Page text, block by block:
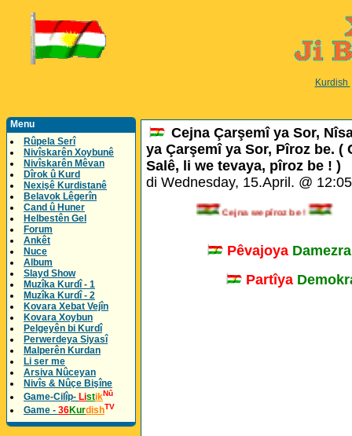
Kurdish
Menu
Rûpela Serî
Nivîskarên Xoybunê
Nivîskarên Mêvan
Dîrok û Kurd
Nexişê Kurdistanê
Belavok Lêgerîn
Cand û Huner
Helbestên Gel
Forum
Ankêt
Nuce
Album
Slayd Show
Muzîka Kurdî - 1
Muzîka Kurdî - 2
Kovara Xebat Vejîn
Kovara Xoybun
Pelgeyên bi Kurdî
Perwerdeya Siyasî
Malperên Kurdan
Li ser me
Arsiva Nûceyan
Nivîs & Nûçe Bişîne
Game-Cilîp- ListikNû
Game - 36KurdishTV
Cejna Çarşemî ya Sor,
ya Çarşemî ya Sor, Pîroz be. (
Salê, li we tevaya, pîroz be ! )
di Wednesday, 15.April. @
Cejna we pîroz be !
Pêvajoya
Partîya